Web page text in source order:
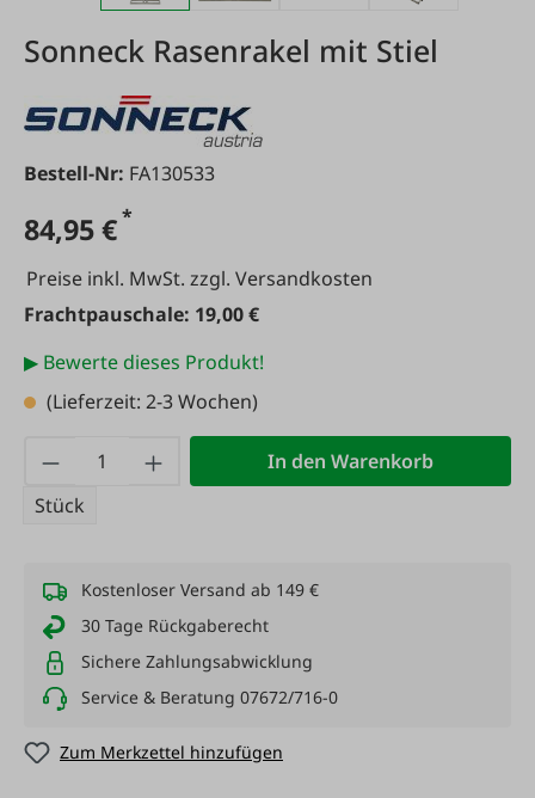
Sonneck Rasenrakel mit Stiel
Bestell-Nr: FA130533
84,95 €*
Preise inkl. MwSt. zzgl. Versandkosten
Frachtpauschale: 19,00 €
▶ Bewerte dieses Produkt!
(Lieferzeit: 2-3 Wochen)
Produkt Anzahl: Gib den gewünschten
Stück
In den Warenkorb
Kostenloser Versand ab 149 €
30 Tage Rückgaberecht
Sichere Zahlungsabwicklung
Service & Beratung 07672/716-0
Zum Merkzettel hinzufügen